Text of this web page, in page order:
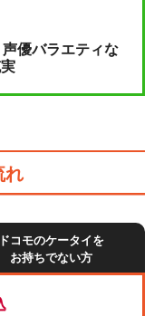
優バラエティな
れ
ドコモのケータイを
お持ちでない方